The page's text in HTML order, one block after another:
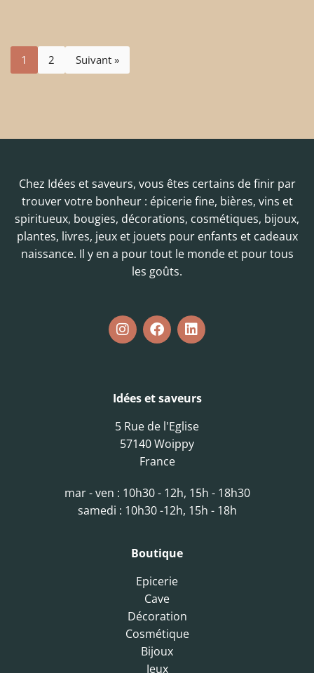
1 2 Suivant »
Chez Idées et saveurs, vous êtes certains de finir par
trouver votre bonheur : épicerie fine, bières, vins et
spiritueux, bougies, décorations, cosmétiques, bijoux,
plantes, livres, jeux et jouets pour enfants et cadeaux
naissance. Il y en a pour tout le monde et pour tous
les goûts.
Idées et saveurs
5 Rue de l'Eglise
57140 Woippy
France
mar - ven : 10h30 - 12h, 15h - 18h30
samedi : 10h30 -12h, 15h - 18h
Boutique
Epicerie
Cave
Décoration
Cosmétique
Bijoux
Jeux